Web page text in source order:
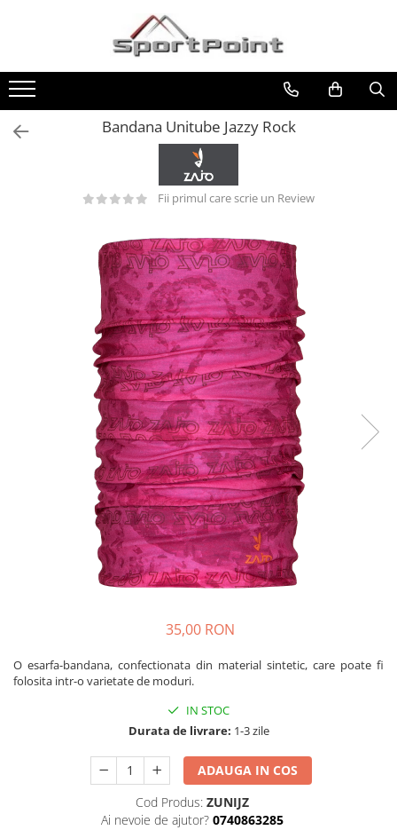
Toate Produsele
ALPINISM
Nuci si Frienduri
Corzi si Cordeline
Suruburi de gheata
Lopeti de zapada / avalansa
BETE TREKKING
SACI DE DORMIT
Rucsaci pana la 30 litri
Rucsaci intre 31 - 50 litri
Rucsaci intre 51 - 70 litri
Rucsaci impermeabili
Bandana Unitube Jazzy Rock
Fii primul care scrie un Review
35,00 RON
O esarfa-bandana, confectionata din material sintetic, care poate fi
folosita intr-o varietate de moduri.
IN STOC
Durata de livrare: 1-3 zile
ADAUGA IN COS
Cod Produs: ZUNIJZ
Ai nevoie de ajutor? 0740863285